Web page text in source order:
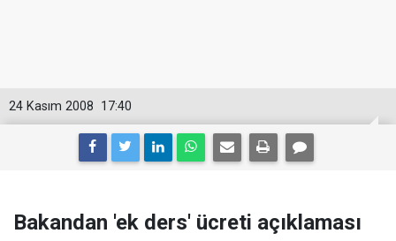
17:40
24 Kasım 2008
Bakandan 'ek ders' ücreti açıklaması